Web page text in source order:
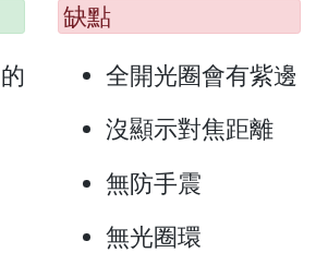
缺點
全開光圈會有紫邊
沒顯示對焦距離
無防手震
無光圈環